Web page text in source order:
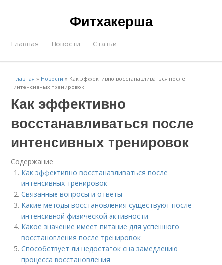
Фитхакерша
Главная Новости Статьи
Главная » Новости » Как эффективно восстанавливаться после
интенсивных тренировок
Как эффективно
восстанавливаться после
интенсивных тренировок
Содержание
Как эффективно восстанавливаться после
интенсивных тренировок
Связанные вопросы и ответы
Какие методы восстановления существуют после
интенсивной физической активности
Какое значение имеет питание для успешного
восстановления после тренировок
Способствует ли недостаток сна замедлению
процесса восстановления